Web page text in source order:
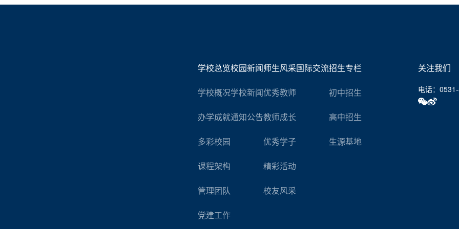
学校总览
学校概况
办学成就
多彩校园
课程架构
管理团队
党建工作
校园新闻
学校新闻
通知公告
师生风采
优秀教师
教师成长
优秀学子
精彩活动
校友风采
国际交流招生专栏
初中招生
高中招生
生源基地
关注我们
电话：